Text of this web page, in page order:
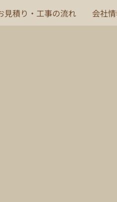
見積り・工事の流れ 会社